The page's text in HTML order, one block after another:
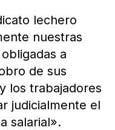
lechero
nuestras
a
de sus
los trabajadores
judicialmente el
salarial».